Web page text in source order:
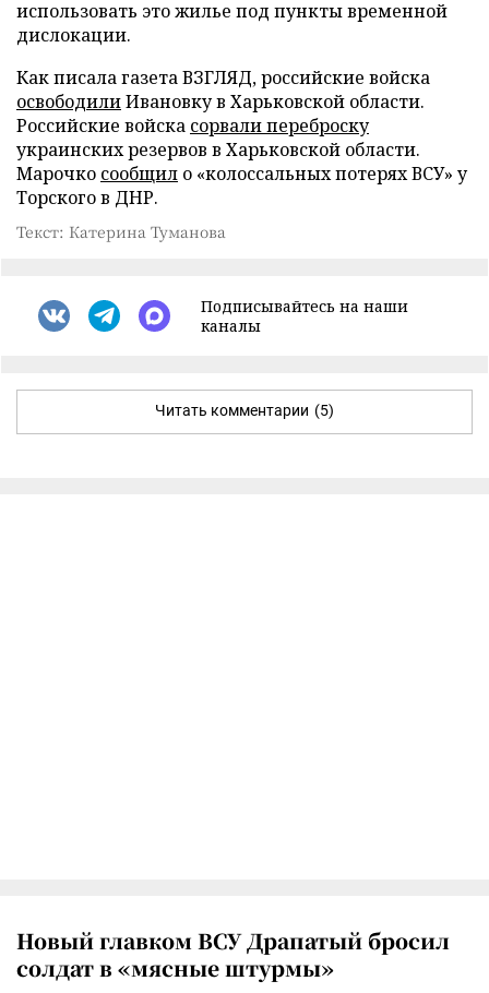
использовать это жилье под пункты временной
дислокации.
Как писала газета ВЗГЛЯД, российские войска
освободилиИвановку в Харьковской области.
Российские войска сорвали переброску
украинских резервов в Харьковской области.
Марочко сообщил о «колоссальных потерях ВСУ» у
Торского в ДНР.
Текст: Катерина Туманова
Подписывайтесь на наши
каналы
Читать комментарии (5)
Новый главком ВСУ Драпатый бросил
солдат в «мясные штурмы»